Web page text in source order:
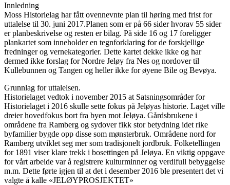
Innledning
Moss Historielag har fått ovennevnte plan til høring med frist for
uttalelse til 30. juni 2017.Planen som er på 66 sider hvorav 55 sider
er planbeskrivelse og resten er bilag. På side 16 og 17 foreligger
plankartet som inneholder en tegnforklaring for de forskjellige
fredninger og vernekategorier. Dette kartet dekke ikke og har
dermed ikke forslag for Nordre Jeløy fra Nes og nordover til
Kullebunnen og Tangen og heller ikke for øyene Bile og Bevøya.
Grunnlag for uttalelsen.
Historielaget vedtok i november 2015 at Satsningsområder for
Historielaget i 2016 skulle sette fokus på Jeløyas historie. Laget ville
dreier hovedfokus bort fra byen mot Jeløya. Gårdsbrukene i
områdene fra Ramberg og sydover fikk stor betydning idet rike
byfamilier bygde opp disse som mønsterbruk. Områdene nord for
Ramberg utviklet seg mer som tradisjonelt jordbruk. Folketellingen
for 1891 viser klare trekk i bosettingen på Jeløya. En viktig oppgave
for vårt arbeide var å registrere kulturminner og verdifull bebyggelse
m.m. Dette førte igjen til at det i desember 2016 ble presentert det vi
valgte å kalle «JELØYPROSJEKTET»